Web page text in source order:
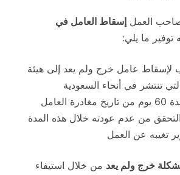
العمل إسقاط العامل في
توفير ما يلي:
لإسقاط عامل خرج ولم يعد إلى هيئة
تنتشر في أنحاء السعودية
الانتظار لمدة 60 يوم من تاريخ مغادرة العامل
من عدم عودته خلال هذه المدة
تغيبه عن العمل
خرج ولم يعد من خلال استيفاء